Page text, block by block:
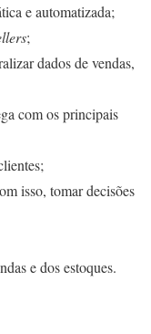
e automatizada;
;
dados de vendas,
com os principais
isso, tomar decisões
e dos estoques.